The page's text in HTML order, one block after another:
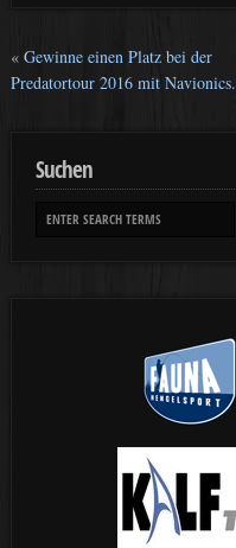
« Gewinne einen Platz bei der
Predatortour 2016 mit Navionics.
Suchen